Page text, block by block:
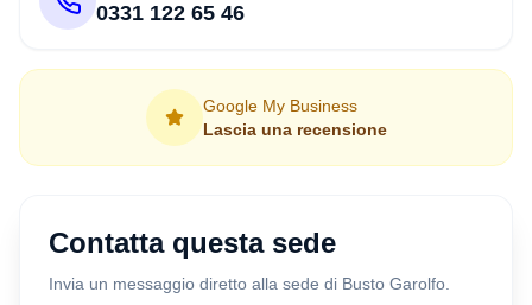
0331 122 65 46
Google My Business
Lascia una recensione
Contatta questa sede
Invia un messaggio diretto alla sede di Busto Garolfo.